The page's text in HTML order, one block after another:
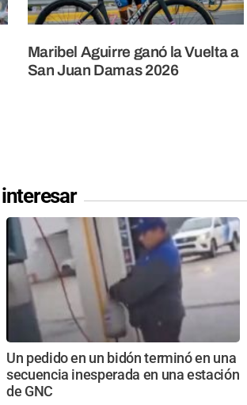
Maribel Aguirre ganó la Vuelta a
San Juan Damas 2026
interesar
Un pedido en un bidón terminó en una
secuencia inesperada en una estación
de GNC